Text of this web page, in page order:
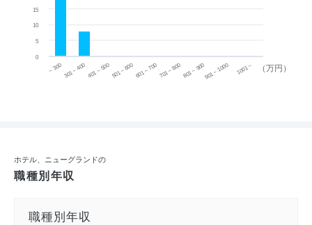
（万円）
~ 300 301 ~ 400 401 ~ 500501 ~ 600601 ~ 700701 ~ 800801 ~ 900901 ~ 1000 1001 ~
0
5
10
15
ホテル、ニューグランドの
職種別年収
職種別年収